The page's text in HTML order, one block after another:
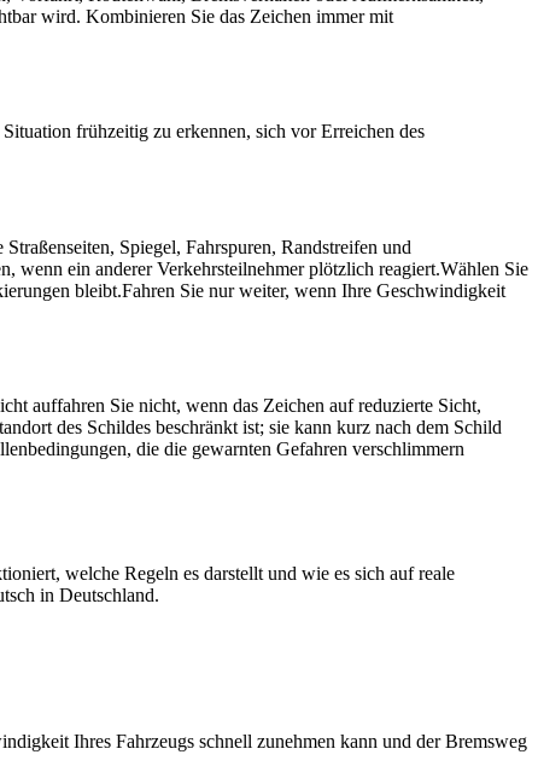
wird. Kombinieren Sie das Zeichen immer mit
frühzeitig zu erkennen, sich vor Erreichen des
Straßenseiten, Spiegel, Fahrspuren, Randstreifen und
wenn ein anderer Verkehrsteilnehmer plötzlich reagiert.Wählen Sie
bleibt.Fahren Sie nur weiter, wenn Ihre Geschwindigkeit
auffahren Sie nicht, wenn das Zeichen auf reduzierte Sicht,
des Schildes beschränkt ist; sie kann kurz nach dem Schild
die die gewarnten Gefahren verschlimmern
welche Regeln es darstellt und wie es sich auf reale
in Deutschland.
Ihres Fahrzeugs schnell zunehmen kann und der Bremsweg